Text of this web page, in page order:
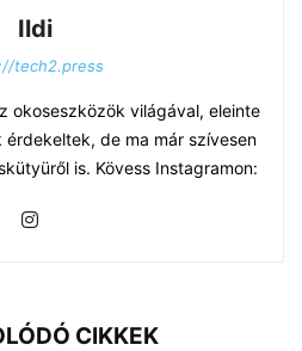
Ildi
tech2.press
okoseszközök világával, eleinte
de ma már szívesen
is. Kövess Instagramon:
CIKKEK